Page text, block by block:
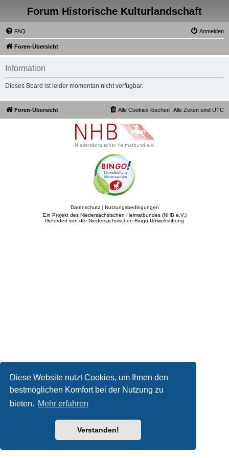
Diese Website nutzt Cookies, um Ihnen den
bestmöglichen Komfort bei der Nutzung zu
bieten. Mehr erfahren
Verstanden!
Forum Historische Kulturlandschaft
FAQ Anmelden
Foren-Übersicht
Information
Dieses Board ist leider momentan nicht verfügbar.
Foren-Übersicht Alle Zeiten sind UTC
Alle Cookies löschen
Datenschutz| Nutzungsbedingungen
Ein Projekt des Niedersächsischen Heimatbundes (NHB e.V.)
Gefördert von der Niedersächsischen Bingo-Umweltstiftung